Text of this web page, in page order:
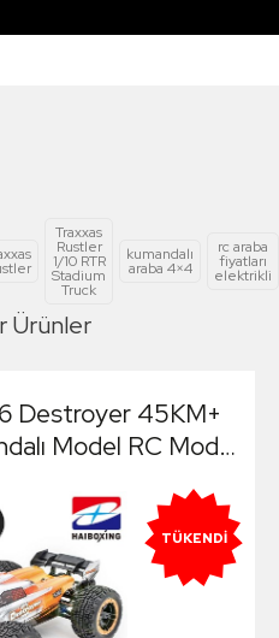
Traxxas
Rustler
1/10 RTR
Stadium
Truck
kumandalı
araba 4×4
rc araba
fiyatları
elektrikli
Ürünler
Destroyer 45KM+
Model RC Model
(Turuncu) + 1500
Lipo BataryaTÜKENDI